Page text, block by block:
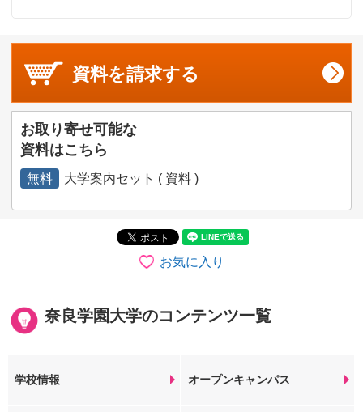
資料を請求する
お取り寄せ可能な
資料はこちら
無料 大学案内セット ( 資料 )
お気に入り
奈良学園大学のコンテンツ一覧
学校情報 オープンキャンパス